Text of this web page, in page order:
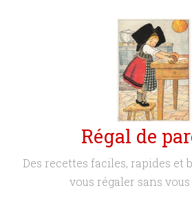
Régal de
Des recettes faciles, rapides et
vous régaler sans